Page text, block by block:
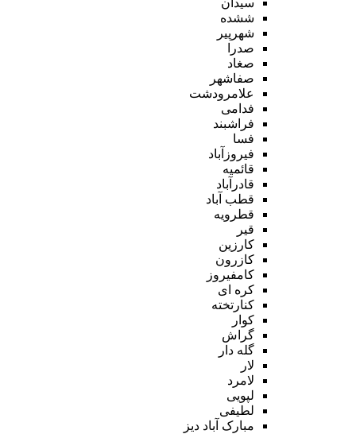
ششده
شهرپیر
صدرا
صغاد
صفاشهر
علامرودشت
فدامی
فراشبند
فسا
فیروزآباد
قائمیه
قادرآباد
قطب آباد
قطرویه
قیر
کارزین
کازرون
کامفیروز
کره ای
کنارتخته
کوار
گراش
گله دار
لار
لامرد
لپویی
لطیفی
مبارک آباد دیز